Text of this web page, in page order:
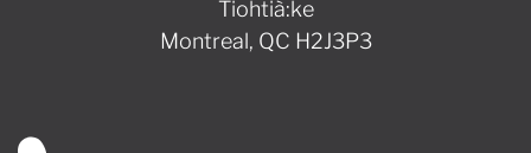
Tiohtià:ke
Montreal, QC H2J3P3